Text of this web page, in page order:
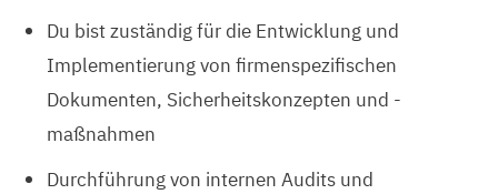
Du bist zuständig für die Entwicklung und
Implementierung von firmenspezifischen
Dokumenten, Sicherheitskonzepten und -
maßnahmen
Durchführung von internen Audits und